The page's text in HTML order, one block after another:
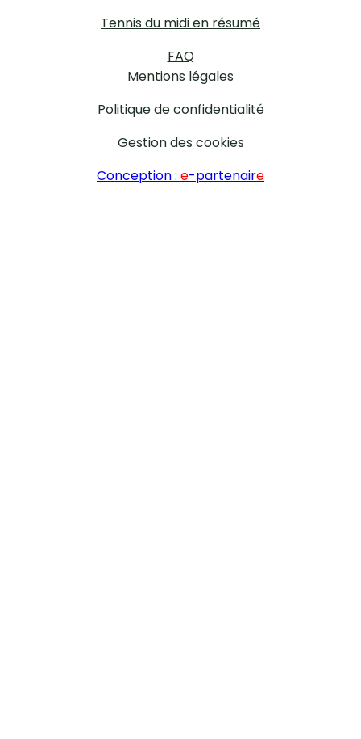
Tennis du midi en résumé
FAQ
Mentions légales
Politique de confidentialité
Gestion des cookies
Conception : e-partenaire